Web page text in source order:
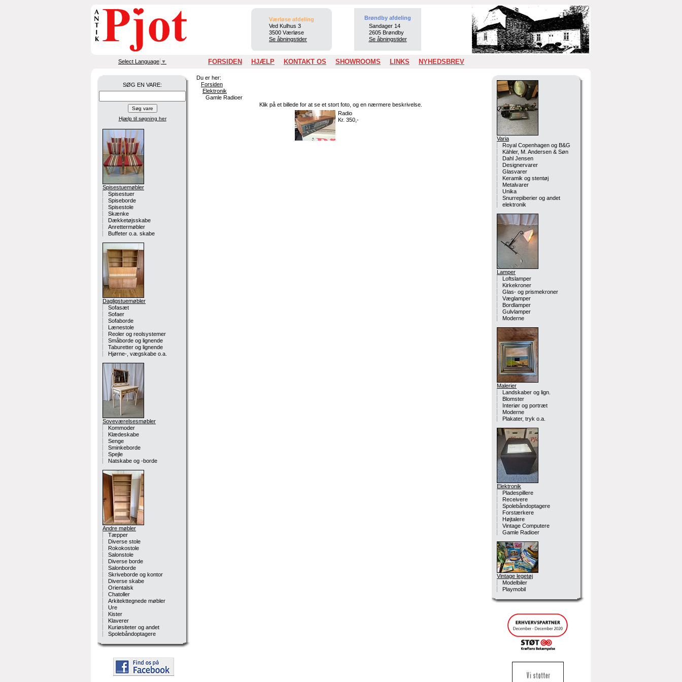
Værløse afdeling
Ved Kulhus 3
3500 Værløse
Se åbningstider
Brøndby afdeling
Sandager 14
2605 Brøndby
Se åbningstider
Select Language ▼ FORSIDEN HJÆLP KONTAKT OS SHOWROOMS LINKS NYHEDSBREV
SØG EN VARE:
Hjælp til søgning her
Spisestuemøbler
Spisestuer
Spiseborde
Spisestole
Skænke
Dækketøjsskabe
Anrettermøbler
Buffeter o.a. skabe
Dagligstuemøbler
Sofasæt
Sofaer
Sofaborde
Lænestole
Reoler og reolsystemer
Småborde og lignende
Taburetter og lignende
Hjørne-, vægskabe o.a.
Soveværelsesmøbler
Kommoder
Klædeskabe
Senge
Sminkeborde
Spejle
Natskabe og -borde
Andre møbler
Tæpper
Diverse stole
Rokokostole
Salonstole
Diverse borde
Salonborde
Skriveborde og kontor
Diverse skabe
Orientalsk
Chatoller
Arkitekttegnede møbler
Ure
Kister
Klaverer
Kuriøsiteter og andet
Spolebåndoptagere
Du er her:
Forsiden
Elektronik
Gamle Radioer
Klik på et billede for at se et stort foto, og en nærmere beskrivelse.
Radio
Kr. 350,-
Varia
Royal Copenhagen og B&G
Kähler, M. Andersen & Søn
Dahl Jensen
Designervarer
Glasvarer
Keramik og stentøj
Metalvarer
Unika
Snurrepiberier og andet
elektronik
Lamper
Loftslamper
Kirkekroner
Glas- og prismekroner
Væglamper
Bordlamper
Gulvlamper
Moderne
Malerier
Landskaber og lign.
Blomster
Interiør og portræt
Moderne
Plakater, tryk o.a.
Elektronik
Pladespillere
Receivere
Spolebåndoptagere
Forstærkere
Højtalere
Vintage Computere
Gamle Radioer
Vintage legetøj
Modelbiler
Playmobil